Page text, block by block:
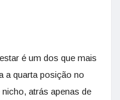
é um dos que mais
a quarta posição no
atrás apenas de